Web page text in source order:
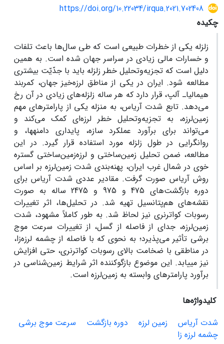
https://doi.org/10.22034/irqua.2021.702408
چکیده
زلزله یکی از خطرات طبیعی است که طی سال‌ها باعث تلفات
و خسارات مالی زیادی در سراسر جهان شده است. به همین
دلیل است که تجزیه‌وتحلیل خطر زلزله باید با جدّیّت بیشتری
مطالعه شود. ایران در یکی از مناطق لرزه‌خیز جهان، کمربند
هیمالیا‌ـ آلپ، قرار دارد که هر ساله زلزله‌های زیادی در آن رخ
می‌دهد. تابع شدت آریاس، به منزله یکی از پارامترهای مهم
زمین‌لرزه، به تجزیه‌وتحلیل خطر لرزه‌ای کمک می‌کند و
می‌تواند برای برآورد عملکرد سازه، پایداری دامنه‏ها، و
روانگرایی در طول زلزله مورد استفاده قرار گیرد. در این
مطالعه، ضمن تحلیل زمین‌ساختی و لرزه‌زمین‌ساختی گستره
خوی در شمال غرب ایران، پهنه‌بندی شدت زمین‌لرزه بر اساس
روش آریاس صورت گرفت. مقادیر عددی شدت آریاس برای
دوره بازگشت‌های 475 و 975 و 2475 ساله به صورت
نقشه‌های هم‌پتانسیل تهیه شد. در تحلیل‌ها، اثر تغییرات
رسوبات کواترنری نیز لحاظ شد. به طور کاملاً مشهود، شدت
زمین‌لرزه، جدای از فاصله از گسل، از تغییرات سرعت موج
برشی تأثیر می‌پذیرد؛ به نحوی که با فاصله از چشمه لرزه‌زا،
در مناطقی با ضخامت بالای رسوبات کواترنری، حتی افزایش
نیز می‏یابد. این موضوع بازگوکننده اثر شرایط زمین‌شناسی در
برآورد پارامتر‌های وابسته به زمین‌لرزه است.
کلیدواژه‌ها
شدت آریاس
زمین لرزه دوره بازگشت
سرعت موج برشی
چشمه لرزه زا